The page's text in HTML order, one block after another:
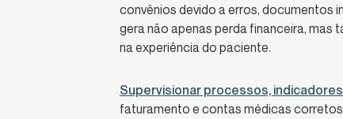
convênios devido a erros, documentos
gera não apenas perda financeira,
na experiência do paciente.
Supervisionar processos,
faturamento e contas médicas